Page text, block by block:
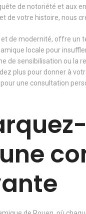
de notoriété et aux
de votre histoire, nous
et de modernité, offre
locale pour
de sensibilisation ou la
plus pour donner à
une consultation